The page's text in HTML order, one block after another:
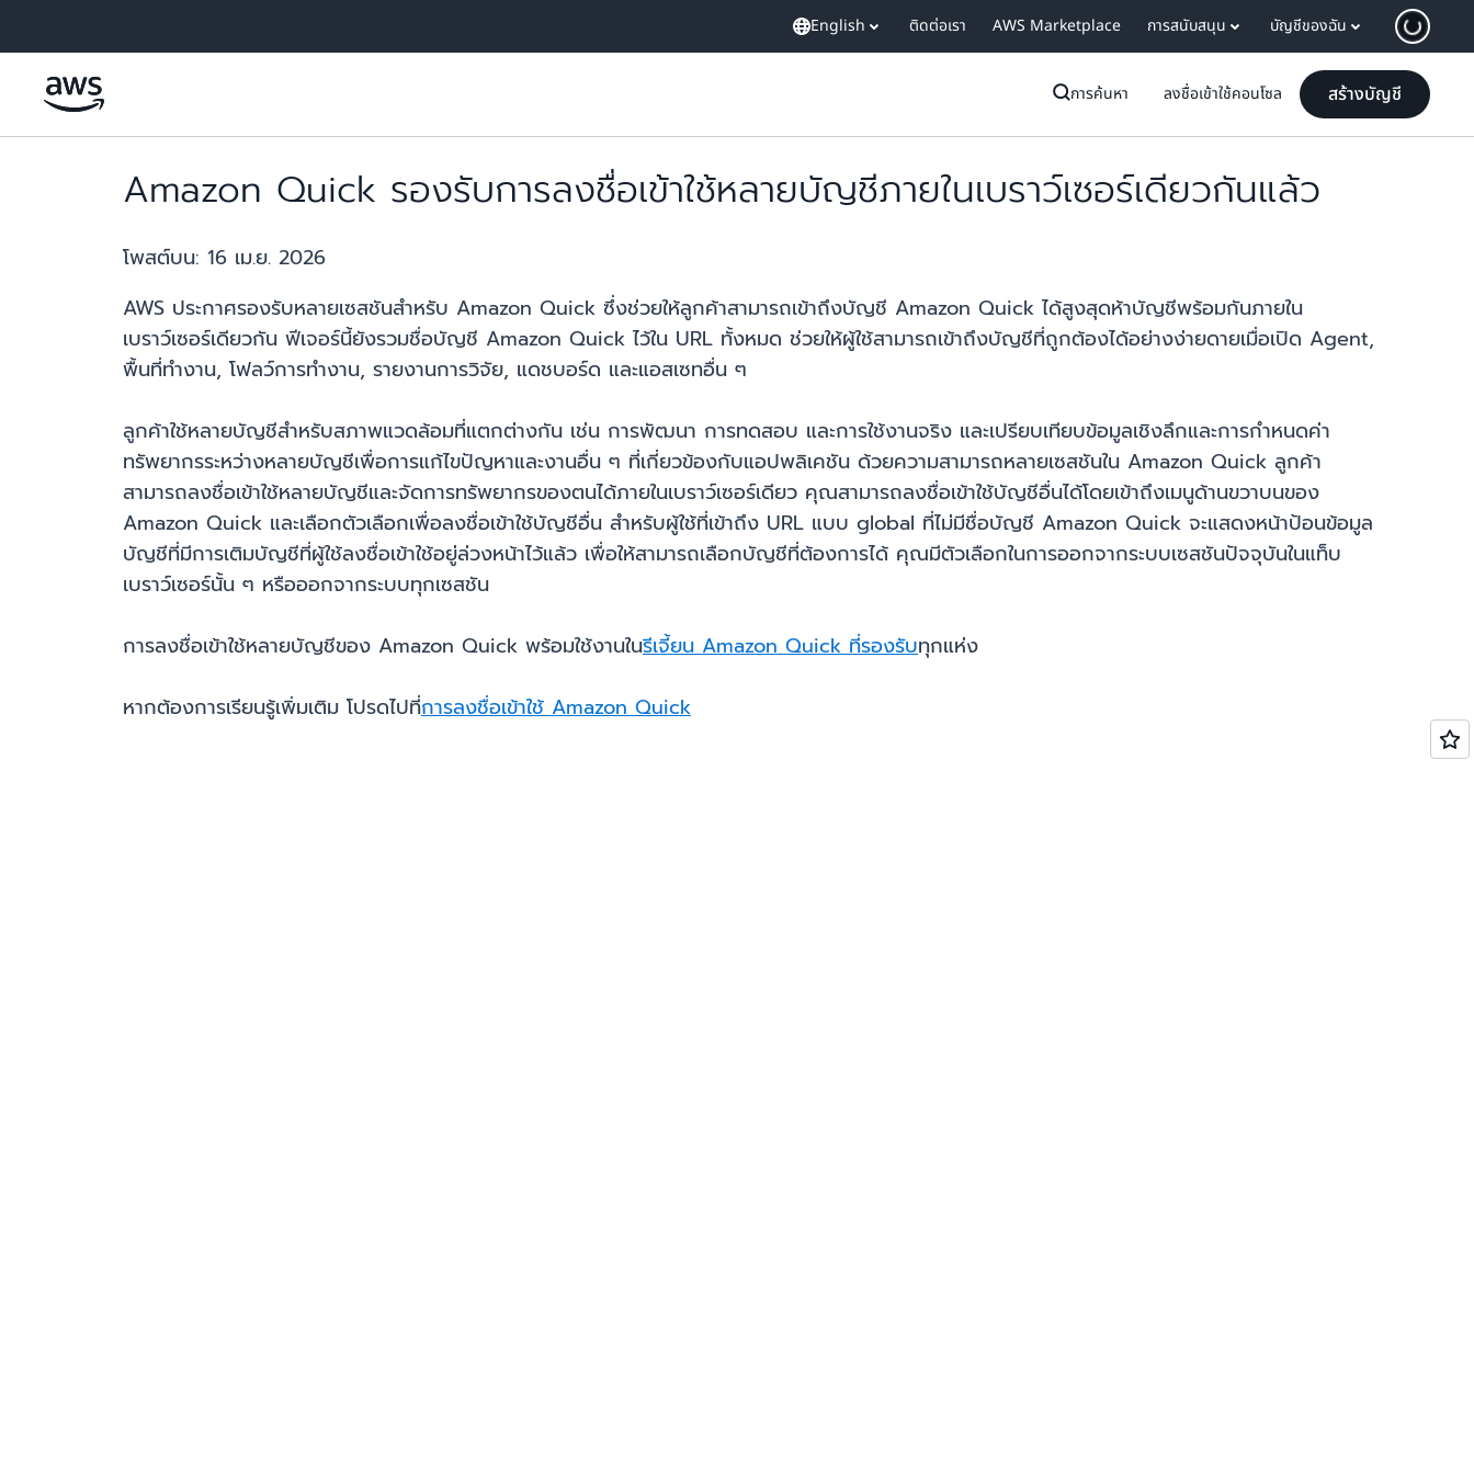
English ติดต่อเรา AWS Marketplace การสนับสนุน บัญชีของฉัน
การค้นหา ลงชื่อเข้าใช้คอนโซล สร้างบัญชี
Amazon Quick รองรับการลงชื่อเข้าใช้หลายบัญชีภายในเบราว์เซอร์เดียวกันแล้ว
โพสต์บน: 16 เม.ย. 2026
AWS ประกาศรองรับหลายเซสชันสำหรับ Amazon Quick ซึ่งช่วยให้ลูกค้าสามารถเข้าถึงบัญชี Amazon Quick ได้สูงสุดห้าบัญชีพร้อมกันภายใน
เบราว์เซอร์เดียวกัน ฟีเจอร์นี้ยังรวมชื่อบัญชี Amazon Quick ไว้ใน URL ทั้งหมด ช่วยให้ผู้ใช้สามารถเข้าถึงบัญชีที่ถูกต้องได้อย่างง่ายดายเมื่อเปิด Agent,
พื้นที่ทำงาน, โฟลว์การทำงาน, รายงานการวิจัย, แดชบอร์ด และแอสเซทอื่น ๆ
ลูกค้าใช้หลายบัญชีสำหรับสภาพแวดล้อมที่แตกต่างกัน เช่น การพัฒนา การทดสอบ และการใช้งานจริง และเปรียบเทียบข้อมูลเชิงลึกและการกำหนดค่า
ทรัพยากรระหว่างหลายบัญชีเพื่อการแก้ไขปัญหาและงานอื่น ๆ ที่เกี่ยวข้องกับแอปพลิเคชัน ด้วยความสามารถหลายเซสชันใน Amazon Quick ลูกค้า
สามารถลงชื่อเข้าใช้หลายบัญชีและจัดการทรัพยากรของตนได้ภายในเบราว์เซอร์เดียว คุณสามารถลงชื่อเข้าใช้บัญชีอื่นได้โดยเข้าถึงเมนูด้านขวาบนของ
Amazon Quick และเลือกตัวเลือกเพื่อลงชื่อเข้าใช้บัญชีอื่น สำหรับผู้ใช้ที่เข้าถึง URL แบบ global ที่ไม่มีชื่อบัญชี Amazon Quick จะแสดงหน้าป้อนข้อมูล
บัญชีที่มีการเติมบัญชีที่ผู้ใช้ลงชื่อเข้าใช้อยู่ล่วงหน้าไว้แล้ว เพื่อให้สามารถเลือกบัญชีที่ต้องการได้ คุณมีตัวเลือกในการออกจากระบบเซสชันปัจจุบันในแท็บ
เบราว์เซอร์นั้น ๆ หรือออกจากระบบทุกเซสชัน
การลงชื่อเข้าใช้หลายบัญชีของ Amazon Quick พร้อมใช้งานในรีเจี้ยน Amazon Quick ที่รองรับทุกแห่ง
หากต้องการเรียนรู้เพิ่มเติม โปรดไปที่การลงชื่อเข้าใช้ Amazon Quick